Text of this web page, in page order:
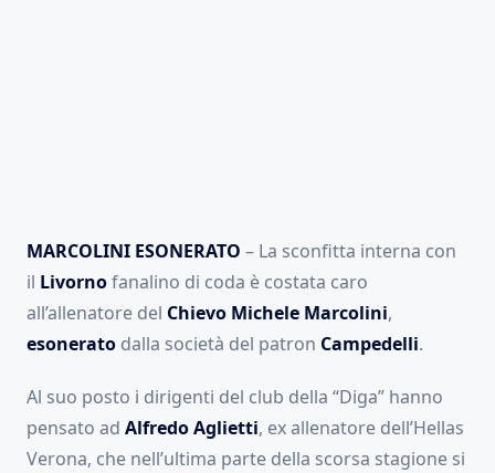
MARCOLINI ESONERATO – La sconfitta interna con
il Livornofanalino di coda è costata caro
all’allenatore del Chievo Michele Marcolini,
esonerato dalla società del patron Campedelli.
Al suo posto i dirigenti del club della “Diga” hanno
pensato ad Alfredo Aglietti, ex allenatore dell’Hellas
Verona, che nell’ultima parte della scorsa stagione si